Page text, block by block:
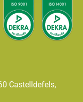
Castelldefels,